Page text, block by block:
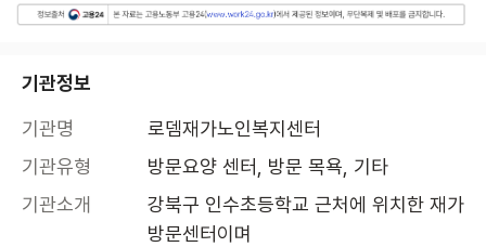
기관정보
기관명
로뎀재가노인복지센터
기관유형
방문요양 센터, 방문 목욕, 기타
기관소개
강북구 인수초등학교 근처에 위치한 재가
방문센터이며